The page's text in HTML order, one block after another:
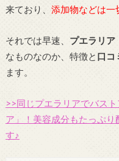
来ており、 添加物などは一
それでは早速、 プエラリア
なものなのか、特徴と 口コ
ます。
>>同じプエラリアでバス
ア」！美容成分もたっぷ
す♪